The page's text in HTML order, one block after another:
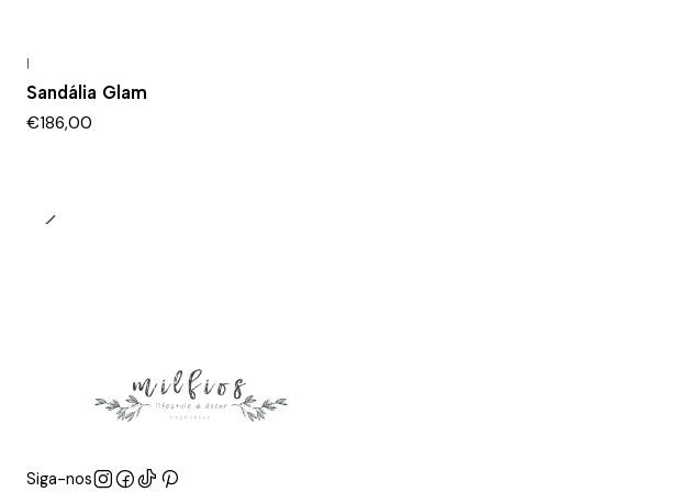
|
Sandália Glam
€186,00
Siga-nos